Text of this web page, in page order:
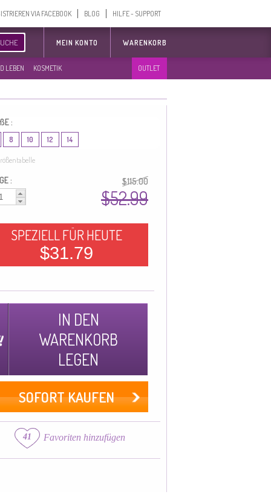
VIA FACEBOOK BLOG HILFE - SUPPORT
MEIN KONTO WARENKORB
LEBEN KOSMETIK OUTLET
:
8 10 12 14
: $115.00
$52.99
SPEZIELL FÜR HEUTE
$31.79
IN DEN
WARENKORB
LEGEN
SOFORT KAUFEN
41 Favoriten hinzufügen